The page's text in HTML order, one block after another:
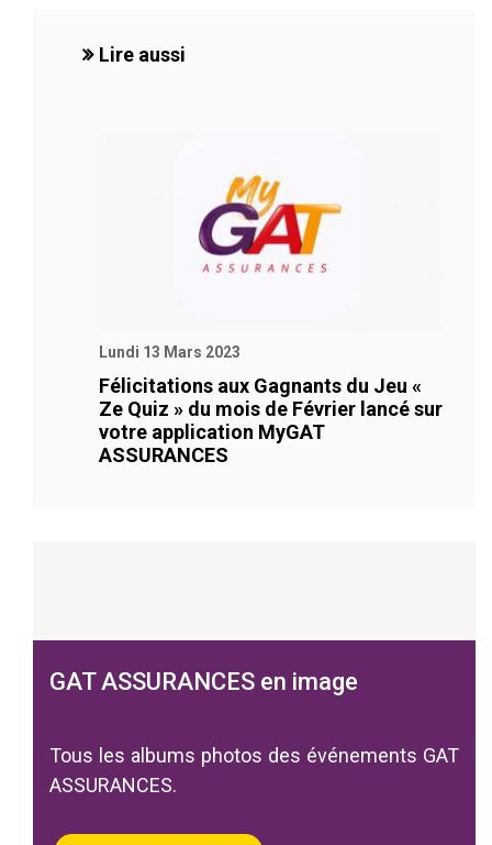
Lire aussi
Lundi 13 Mars 2023
Félicitations aux Gagnants du Jeu «
Ze Quiz » du mois de Février lancé sur
votre application MyGAT
ASSURANCES
GAT ASSURANCES en image
Tous les albums photos des événements GAT
ASSURANCES.